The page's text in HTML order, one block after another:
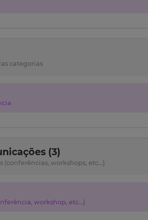
categorias
(3)
workshops, etc...)
workshop, etc...)